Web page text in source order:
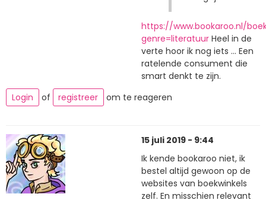
https://www.bookaroo.nl/
genre=literatuur Heel in de
verte hoor ik nog iets ... Een
ratelende consument die
smart denkt te zijn.
Login
of registreer om te reageren
15 juli 2019 - 9:44
Ik kende bookaroo niet, ik
bestel altijd gewoon op de
websites van boekwinkels
zelf. En misschien relevant